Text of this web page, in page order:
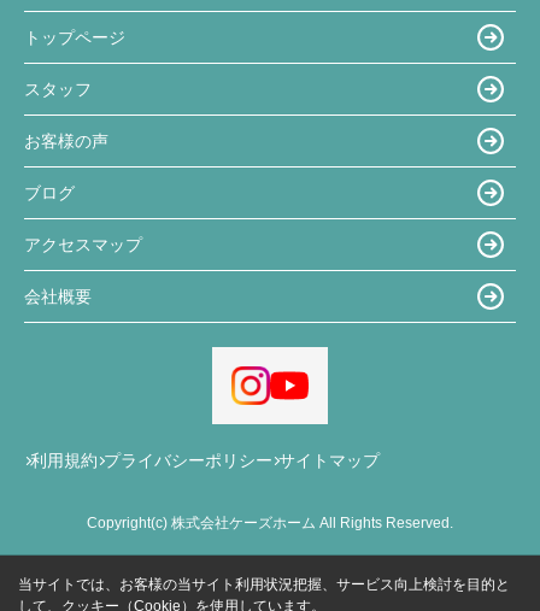
トップページ
スタッフ
お客様の声
ブログ
アクセスマップ
会社概要
利用規約 プライバシーポリシー サイトマップ
Copyright(c) 株式会社ケーズホーム All Rights Reserved.
当サイトでは、お客様の当サイト利用状況把握、サービス向上検討を目的と
して、クッキー（Cookie）を使用しています。